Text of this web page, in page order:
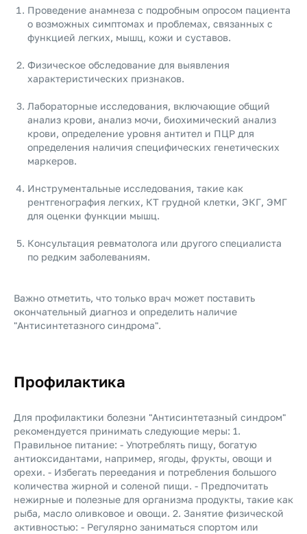
Проведение анамнеза с подробным опросом пациента
о возможных симптомах и проблемах, связанных с
функцией легких, мышц, кожи и суставов.
Физическое обследование для выявления
характеристических признаков.
Лабораторные исследования, включающие общий
анализ крови, анализ мочи, биохимический анализ
крови, определение уровня антител и ПЦР для
определения наличия специфических генетических
маркеров.
Инструментальные исследования, такие как
рентгенография легких, КТ грудной клетки, ЭКГ, ЭМГ
для оценки функции мышц.
Консультация ревматолога или другого специалиста
по редким заболеваниям.
Важно отметить, что только врач может поставить
окончательный диагноз и определить наличие
"Антисинтетазного синдрома".
Профилактика
Для профилактики болезни "Антисинтетазный синдром"
рекомендуется принимать следующие меры: 1.
Правильное питание: - Употреблять пищу, богатую
антиоксидантами, например, ягоды, фрукты, овощи и
орехи. - Избегать переедания и потребления большого
количества жирной и соленой пищи. - Предпочитать
нежирные и полезные для организма продукты, такие как
рыба, масло оливковое и овощи. 2. Занятие физической
активностью: - Регулярно заниматься спортом или